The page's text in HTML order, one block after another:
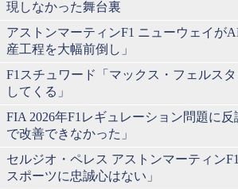
現しなかった舞台裏
アストンマーティンF1 ニューウェイが
産工程を大幅前倒し」
F1スチュワード「マックス・フェルス
してくる」
FIA 2026年F1レギュレーション問題に
で改善できなかった」
セルジオ・ペレス アストンマーティン
スポーツに忠誠心はない」